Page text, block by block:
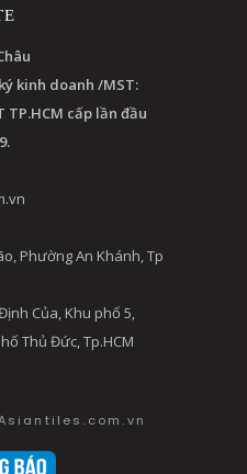
kinh doanh /MST:
TP.HCM cấp lần đầu
Phường An Khánh, Tp
Của, Khu phố 5,
Thủ Đức, Tp.HCM